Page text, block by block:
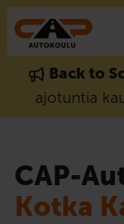
Hyppää sisältöön
Back to
ajotuntia
CAP-
Kotka